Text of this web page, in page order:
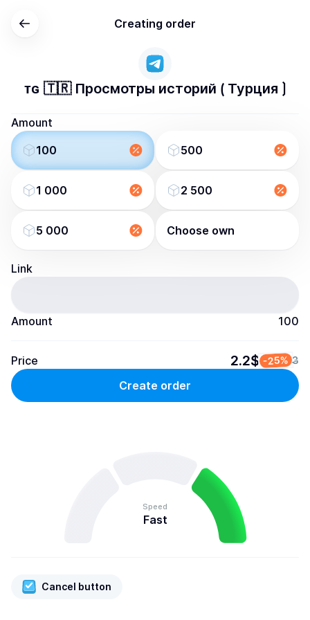
Creating order
ᴛɢ 🇹🇷 Просмотры историй ⟮ Турция ⟯
Amount
100
500
1 000 2 500
5 000 Choose own
Link
Amount 100
Price 2.2$ -25% 3
Create order
Speed
Fast
Cancel button